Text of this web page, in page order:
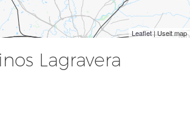
Leaflet| Useit map
Lagravera